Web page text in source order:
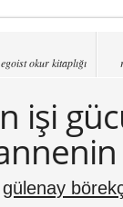
egoist okur kitaplığı
işi
gülenay